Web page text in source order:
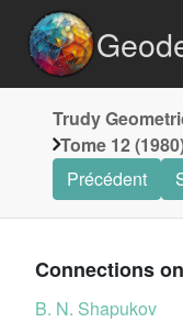
Trudy
Tome 12
Précédent
Connections
B. N. Shapukov